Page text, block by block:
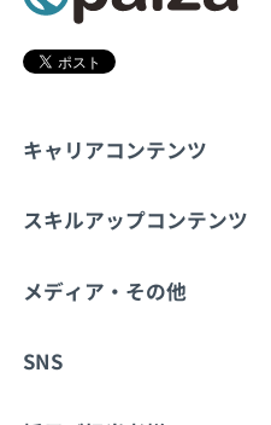
キャリアコンテンツ
転職・キャリア
スキルアップコンテンツ
学習
メディア・その他
Tech Team Journal
SNS